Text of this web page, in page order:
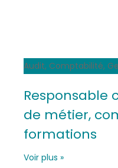
Audit, Comptabilité,
Responsable
de métier,
formations
Voir plus »